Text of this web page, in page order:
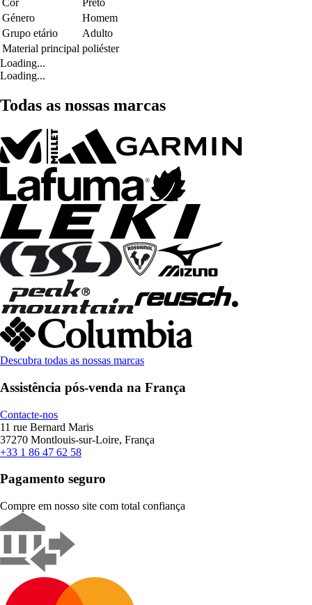
Cor
Preto
Género
Homem
Grupo etário
Adulto
Material principal poliéster
Loading...
Loading...
Todas as nossas marcas
Descubra todas as nossas marcas
Assistência pós-venda na França
Contacte-nos
11 rue Bernard Maris
37270 Montlouis-sur-Loire, França
+33 1 86 47 62 58
Pagamento seguro
Compre em nosso site com total confiança